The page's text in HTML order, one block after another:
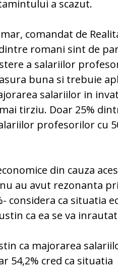
a scazut.
comandat de
romani sint de
a salariilor
buna si trebuie
salariilor in
tirziu. Doar 25%
profesorilor cu
din cauza
au avut rezonanta
considera ca situatia
ca ea se va
ca majorarea
54,2% cred ca situatia